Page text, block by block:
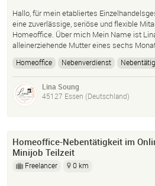
Hallo, für mein etabliertes
eine zuverlässige, seriöse und flexible
Homeoffice. Über mich Mein Name ist
alleinerziehende Mutter eines sechs
Homeoffice Nebenverdienst
Job
Arbeit
Lina Soung
45127 Essen (Deutschland)
Homeoffice-Nebentätigkeit im
Minijob Teilzeit
Freelancer 0 km